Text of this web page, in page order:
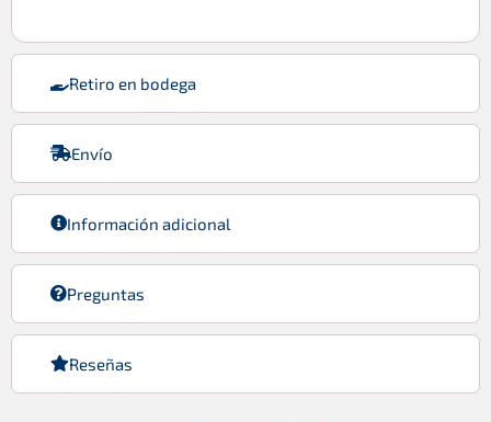
Retiro en bodega
Envío
Información adicional
Preguntas
Reseñas